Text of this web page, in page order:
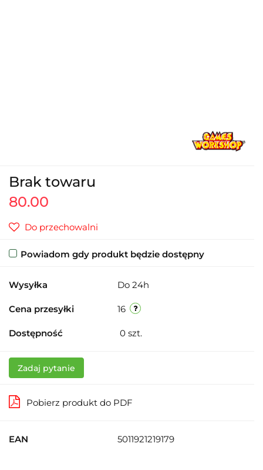
Brak towaru
80.00
Do przechowalni
Powiadom gdy produkt będzie dostępny
Wysyłka Do 24h
Cena przesyłki 16
Dostępność 0 szt.
Zadaj pytanie
Pobierz produkt do PDF
EAN 5011921219179